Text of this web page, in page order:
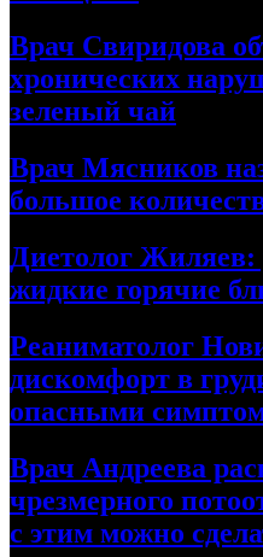
Врач Свиридова
хронических
зеленый чай
Врач Мясников
большое
Диетолог Жиляев:
жидкие горячие
Реаниматолог
дискомфорт в
опасными
Врач Андреева
чрезмерного
с этим можно